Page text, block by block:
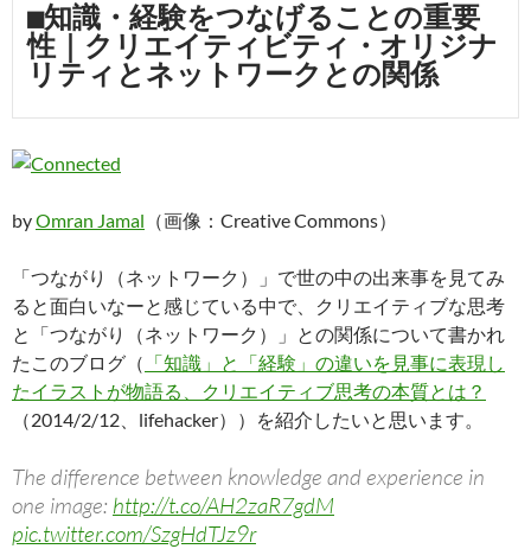
■知識・経験をつなげることの重要
性｜クリエイティビティ・オリジナ
リティとネットワークとの関係
byOmran Jamal （画像：Creative Commons）
「つながり（ネットワーク）」で世の中の出来事を見てみ
ると面白いなーと感じている中で、クリエイティブな思考
と「つながり（ネットワーク）」との関係について書かれ
たこのブログ（ 「知識」と「経験」の違いを見事に表現し
たイラストが物語る、クリエイティブ思考の本質とは？
（2014/2/12、lifehacker））を紹介したいと思います。
The difference between knowledge and experience in
one image: http://t.co/AH2zaR7gdM
pic.twitter.com/SzgHdTJz9r